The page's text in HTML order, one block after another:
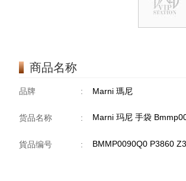
商品名称
品牌 : Marni 瑪尼
货品名称 : Marni 玛尼 手袋
貨品编号 : BMMP0090Q0 P3860